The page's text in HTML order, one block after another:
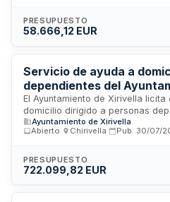
legislación de contratación
licitadores acrediten su
con la habilitación empresarial
la realización de las
que constituyen el objeto del
PRESUPUESTO
58.666,12 EUR
Servicio de ayuda a
dependientes del
El Ayuntamiento de Xirivella
domicilio dirigido a personas
prestación será ejecutada por
que realizará las tareas de
procedimiento abierto y se
sujeto a supervisión y control
Ayuntamiento de Xirivella
Abierto
Chirivella Pub. 30/07/
PRESUPUESTO
722.099,82 EUR